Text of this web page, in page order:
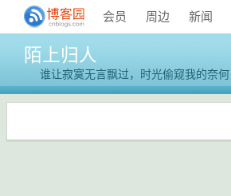
会员 周边 新闻
陌上归人
谁让寂寞无言飘过，时光偷窥我的奈何